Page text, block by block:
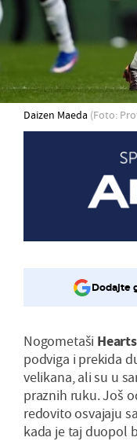
Daizen Maeda (Foto:
Dodajte
Nogometaši
podviga i prekida
velikana, ali su u
praznih ruku. Još
redovito osvajaju
kada je taj duopol